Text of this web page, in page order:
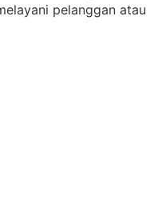
pelanggan atau